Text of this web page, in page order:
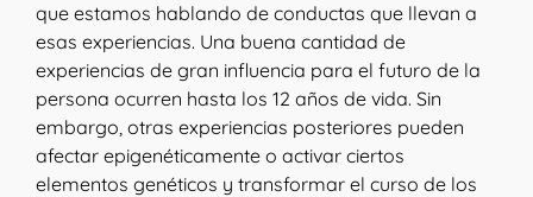
que estamos hablando de conductas que llevan a
esas experiencias. Una buena cantidad de
experiencias de gran influencia para el futuro de la
persona ocurren hasta los 12 años de vida. Sin
embargo, otras experiencias posteriores pueden
afectar epigenéticamente o activar ciertos
elementos genéticos y transformar el curso de los